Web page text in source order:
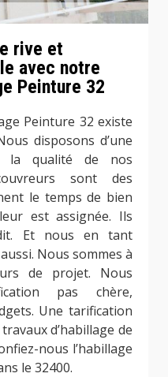
rive et
avec notre
Peinture 32
Peinture 32 existe
disposons d’une
la qualité de nos
sont des
le temps de bien
est assignée. Ils
Et nous en tant
Nous sommes à
de projet. Nous
pas chère,
Une tarification
d’habillage de
nous l’habillage
le 32400.